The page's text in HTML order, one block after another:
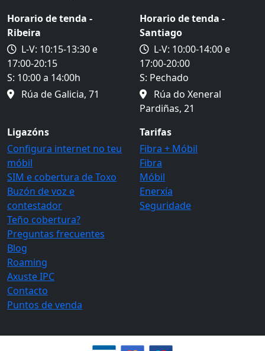
Horario de tenda -
Ribeira
L-V: 10:15-13:30 e
17:00-20:15
S: 10:00 a 14:00h
Rúa de Galicia, 71
Horario de tenda -
Santiago
L-V: 10:00-14:00 e
17:00-20:00
S: Pechado
Rúa do Xeneral
Pardiñas, 21
Ligazóns
Configura internet no teu
móbil
SIM e cobertura de Toxo
Buzón de voz e
contestador
Teño cobertura?
Preguntas frecuentes
Blog
Roaming
Axuste IPC
Contacto
Puntos de venda
Tarifas
Fibra + Móbil
Fibra
Móbil
Enerxía
Seguridade